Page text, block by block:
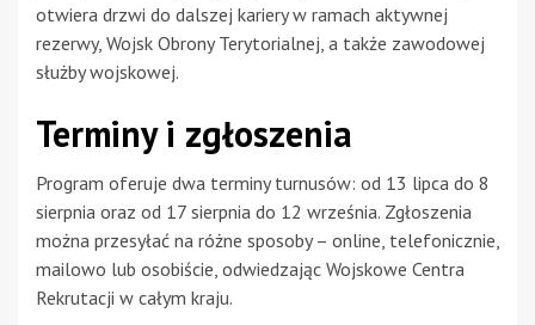
otwiera drzwi do dalszej kariery w ramach aktywnej
rezerwy, Wojsk Obrony Terytorialnej, a także zawodowej
służby wojskowej.
Terminy i zgłoszenia
Program oferuje dwa terminy turnusów: od 13 lipca do 8
sierpnia oraz od 17 sierpnia do 12 września. Zgłoszenia
można przesyłać na różne sposoby – online, telefonicznie,
mailowo lub osobiście, odwiedzając Wojskowe Centra
Rekrutacji w całym kraju.